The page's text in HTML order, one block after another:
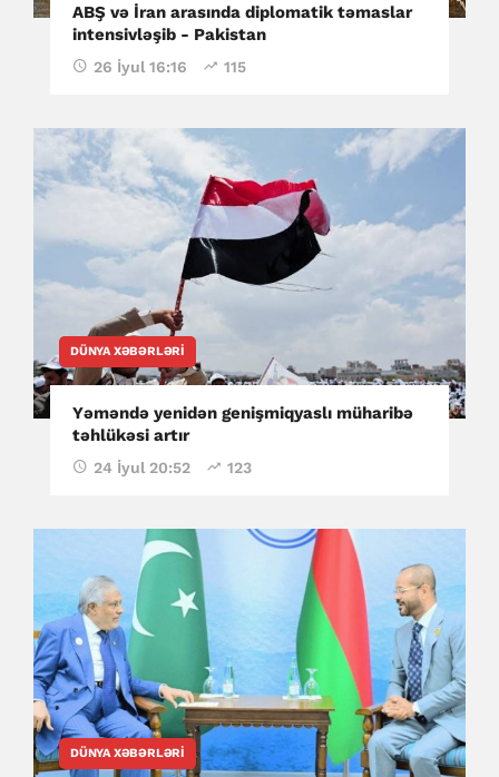
ABŞ və İran arasında diplomatik təmaslar
intensivləşib - Pakistan
26 İyul 16:16 115
DÜNYA XƏBƏRLƏRI
Yəməndə yenidən genişmiqyaslı müharibə
təhlükəsi artır
24 İyul 20:52 123
DÜNYA XƏBƏRLƏRI